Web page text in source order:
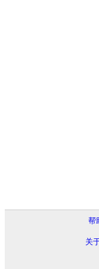
帮
关